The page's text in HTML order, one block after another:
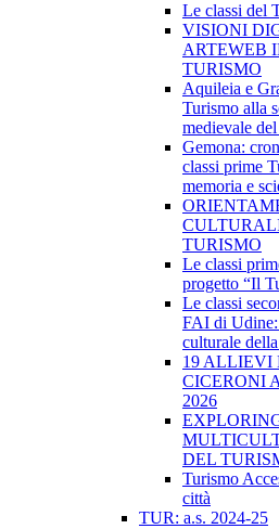
Le classi del
VISIONI
ARTEWEB
TURISMO
Aquileia e
Turismo alla
medievale
Gemona:
classi prime
memoria e
TURISMO
Le classi
progetto “Il
Le classi
FAI di
culturale
19 ALLIEVI
CICERONI
2026
DEL
Turismo
città
TUR: a.s. 2024-25